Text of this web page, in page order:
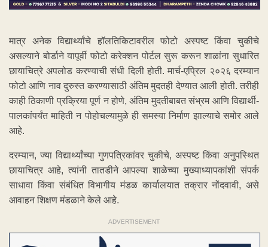
मात्र अनेक विद्यार्थ्यांचे हॉलतिकिटावरील फोटो अस्पष्ट किंवा चुकीचे
असल्याने बोर्डाने यापूर्वी फोटो करेक्शन पोर्टल सुरू करून शाळांना सुधारित
छायाचित्रे अपलोड करण्याची संधी दिली होती. मार्च-एप्रिल २०२६ दरम्यान
फोटो आणि नाव दुरुस्त करण्यासाठी अंतिम मुदतही देण्यात आली होती. तरीही
काही ठिकाणी प्रक्रिया पूर्ण न होणे, अंतिम मुदतीबाबत संभ्रम आणि विद्यार्थी-
पालकांपर्यंत माहिती न पोहोचल्यामुळे ही समस्या निर्माण झाल्याचे समोर आले
आहे.
दरम्यान, ज्या विद्यार्थ्यांच्या गुणपत्रिकांवर चुकीचे, अस्पष्ट किंवा अनुपस्थित
छायाचित्र आहे, त्यांनी तातडीने आपल्या शाळेच्या मुख्याध्यापकांशी संपर्क
साधावा किंवा संबंधित विभागीय मंडळ कार्यालयात तक्रार नोंदवावी, असे
आवाहन शिक्षण मंडळाने केले आहे.
ADVERTISEMENT